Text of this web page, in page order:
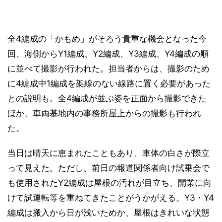
全4編成の「かもめ」がそろう貴重な機会となった今
回、海側からY1編成、Y2編成、Y3編成、Y4編成の順
に並べて撮影が行われた。担当者からは、撮影のため
に4編成中1編成を架線のない線路に置く必要があった
との説明も。全4編成が並ぶ姿を正面から撮影できた
ほか、車両基地内の事務所屋上からの撮影も行われ
た。
当日は晴天に恵まれたこともあり、車体の白さが際立
って見えた。ただし、前日の報道関係者向け試乗会で
も使用されたY2編成は屋根の汚れが目立ち、開業に向
けて試運転等を重ねてきたことがうかがえる。Y3・Y4
編成は搬入から日が浅いためか、屋根はきれいな状態